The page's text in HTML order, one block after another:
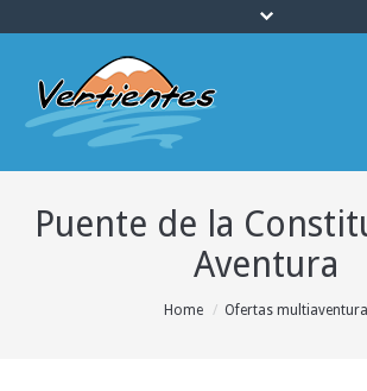
FRANÇAIS
ENGLISH
INICIO
ENOTURISMO
ECOTURISMO
Puente de la
Aventura
Home Ofertas multiaventura